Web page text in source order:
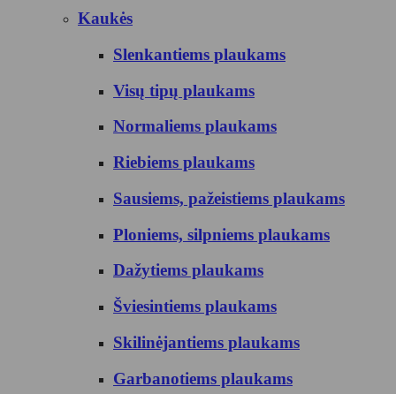
Kaukės
Slenkantiems plaukams
Visų tipų plaukams
Normaliems plaukams
Riebiems plaukams
Sausiems, pažeistiems plaukams
Ploniems, silpniems plaukams
Dažytiems plaukams
Šviesintiems plaukams
Skilinėjantiems plaukams
Garbanotiems plaukams